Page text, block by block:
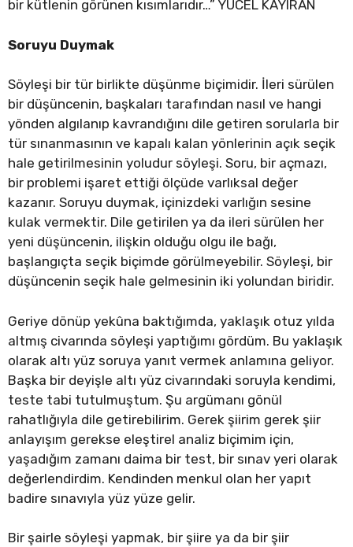
bir kütlenin görünen kısımlarıdır…” YÜCEL KAYIRAN
Soruyu Duymak
Söyleşi bir tür birlikte düşünme biçimidir. İleri sürülen
bir düşüncenin, başkaları tarafından nasıl ve hangi
yönden algılanıp kavrandığını dile getiren sorularla bir
tür sınanmasının ve kapalı kalan yönlerinin açık seçik
hale getirilmesinin yoludur söyleşi. Soru, bir açmazı,
bir problemi işaret ettiği ölçüde varlıksal değer
kazanır. Soruyu duymak, içinizdeki varlığın sesine
kulak vermektir. Dile getirilen ya da ileri sürülen her
yeni düşüncenin, ilişkin olduğu olgu ile bağı,
başlangıçta seçik biçimde görülmeyebilir. Söyleşi, bir
düşüncenin seçik hale gelmesinin iki yolundan biridir.
Geriye dönüp yekûna baktığımda, yaklaşık otuz yılda
altmış civarında söyleşi yaptığımı gördüm. Bu yaklaşık
olarak altı yüz soruya yanıt vermek anlamına geliyor.
Başka bir deyişle altı yüz civarındaki soruyla kendimi,
teste tabi tutulmuştum. Şu argümanı gönül
rahatlığıyla dile getirebilirim. Gerek şiirim gerek şiir
anlayışım gerekse eleştirel analiz biçimim için,
yaşadığım zamanı daima bir test, bir sınav yeri olarak
değerlendirdim. Kendinden menkul olan her yapıt
badire sınavıyla yüz yüze gelir.
Bir şairle söyleşi yapmak, bir şiire ya da bir şiir